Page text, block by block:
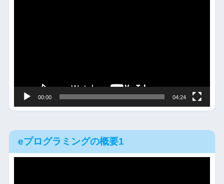
00:00 04:24
eプログラミングの概要1